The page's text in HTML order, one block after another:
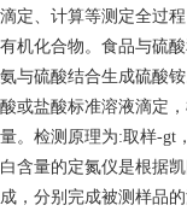
滴定、计算等测定全过
有机化合物。食品与硫
氨与硫酸结合生成硫酸
酸或盐酸标准溶液滴定
量。检测原理为:取样-gt
白含量的定氮仪是根据
成，分别完成被测样品